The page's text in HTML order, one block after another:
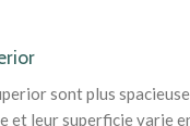
sont plus
et leur superficie varie